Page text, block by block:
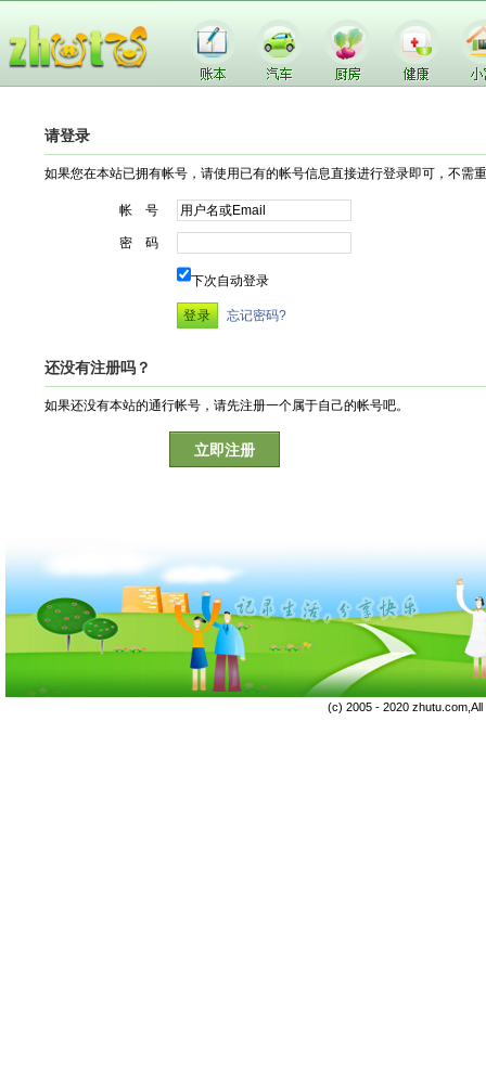
请登录
如果您在本站已拥有帐号，请使用已有的帐号信息直接进行登录即可，不需
帐 号
密 码
下次自动登录
忘记密码?
还没有注册吗？
如果还没有本站的通行帐号，请先注册一个属于自己的帐号吧。
立即注册
(c) 2005 - 2020